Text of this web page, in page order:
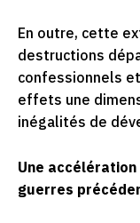
En outre, cette
destructions
confessionnels
effets une
inégalités de
Une
guerres